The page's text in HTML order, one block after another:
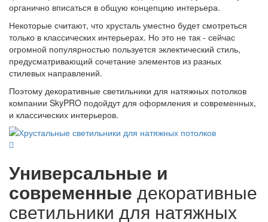
органично вписаться в общую концепцию интерьера.
Некоторые считают, что хрусталь уместно будет смотреться
только в классических интерьерах. Но это не так - сейчас
огромной популярностью пользуется эклектический стиль,
предусматривающий сочетание элементов из разных
стилевых направлений.
Поэтому декоративные светильники для натяжных потолков
компании SkyPRO подойдут для оформления и современных,
и классических интерьеров.
Универсальные и
современные декоративные
светильники для натяжных